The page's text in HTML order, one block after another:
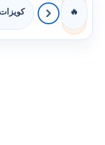
🔥